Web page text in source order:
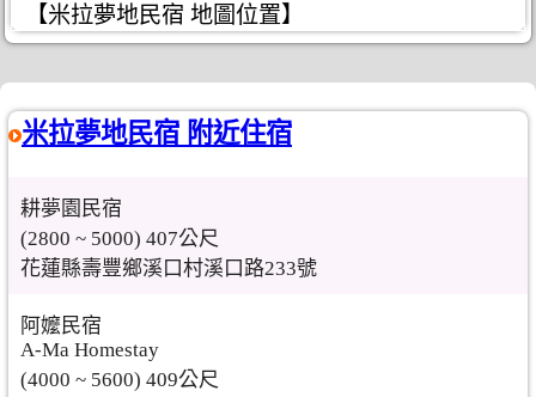
【米拉夢地民宿 地圖位置】
米拉夢地民宿 附近住宿
耕夢園民宿
(2800 ~ 5000) 407公尺
花蓮縣壽豐鄉溪口村溪口路233號
阿嬤民宿
A-Ma Homestay
(4000 ~ 5600) 409公尺